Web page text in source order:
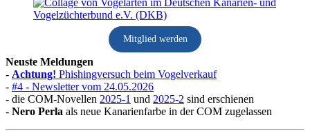
Mitglied werden
Neuste Meldungen
- Achtung! Phishingversuch beim Vogelverkauf
- #4 - Newsletter vom 24.05.2026
- die COM-Novellen 2025-1 und 2025-2 sind erschienen
- Nero Perla als neue Kanarienfarbe in der COM zugelassen